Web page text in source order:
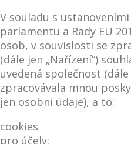
V souladu s
parlamentu a Rady EU
osob, v souvislosti se
(dále jen „Nařízení“)
uvedená společnost (dále
zpracovávala mnou
jen osobní údaje), a to:
cookies
pro účely: